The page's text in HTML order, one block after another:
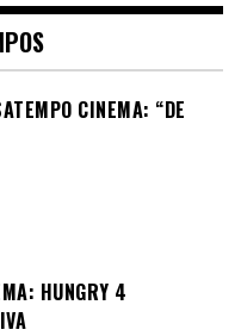
CINEMA: “DE
HUNGRY 4